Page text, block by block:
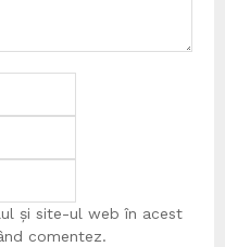
și site-ul web în acest
comentez.